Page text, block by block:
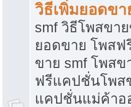
วิธีเพิ่มยอดข
smf วิธีโพสขา
ยอดขาย โพสฟ
ขาย smf โพส
ฟรีแคปชั่นโพส
แคปชั่นแม่ค้า